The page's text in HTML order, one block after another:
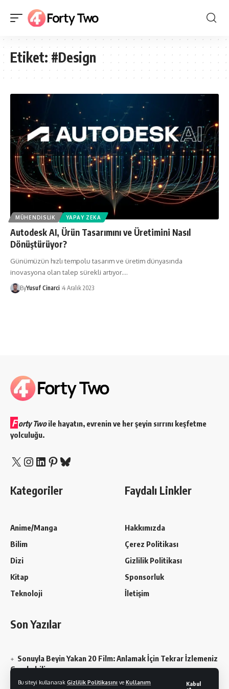
Bu siteyi kullanarak Gizlilik Politikasını ve Kullanım
Kabul
Etiket:#Design
MÜHENDISLIK YAPAY ZEKA
Autodesk AI, Ürün Tasarımını ve Üretimini Nasıl
Dönüştürüyor?
Günümüzün hızlı tempolu tasarım ve üretim dünyasında
inovasyona olan talep sürekli artıyor.…
ByYusuf Cinarci 4 Aralık 2023
F orty Twoile hayatın, evrenin ve her şeyin sırrını keşfetme
yolculuğu.
X Instagram
LinkedIn
Pinterest
Bluesky
Kategoriler
Anime/Manga
Bilim
Dizi
Kitap
Teknoloji
Faydalı Linkler
Hakkımızda
Çerez Politikası
Gizlilik Politikası
Sponsorluk
İletişim
Son Yazılar
Sonuyla Beyin Yakan 20 Film: Anlamak İçin Tekrar İzlemeniz
Gerekebilir